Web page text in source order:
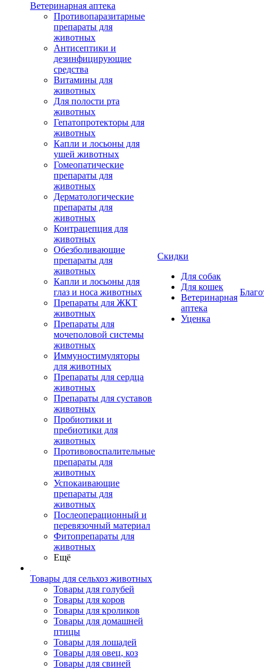
Ветеринарная аптека
Противопаразитарные
препараты для
животных
Антисептики и
дезинфицирующие
средства
Витамины для
животных
Для полости рта
животных
Гепатопротекторы для
животных
Капли и лосьоны для
ушей животных
Гомеопатические
препараты для
животных
Дерматологические
препараты для
животных
Контрацепция для
животных
Обезболивающие
препараты для
животных
Капли и лосьоны для
глаз и носа животных
Препараты для ЖКТ
животных
Препараты для
мочеполовой системы
животных
Иммуностимуляторы
для животных
Препараты для сердца
животных
Препараты для суставов
животных
Пробиотики и
пребиотики для
животных
Противовоспалительные
препараты для
животных
Успокаивающие
препараты для
животных
Послеоперационный и
перевязочный материал
Фитопрепараты для
животных
Ещё
Товары для сельхоз животных
Товары для голубей
Товары для коров
Товары для кроликов
Товары для домашней
птицы
Товары для лошадей
Товары для овец, коз
Товары для свиней
Скидки
Для собак
Для кошек
Ветеринарная
аптека
Уценка